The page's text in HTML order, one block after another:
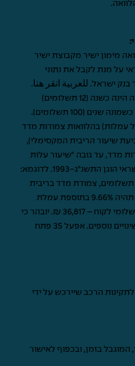
מימון ישיר מקבוצת ישיר
על מנת לקבל את נתוני
בנק ישראל. للعربية انقر هنا.
התקופה המינימלית להחזר הלוואה הינה כשנה (12 תשלומים)
והמקסימלית להחזר הלוואה הינה כשמונה שנים (100 תשלומים).
עמלות) בהלוואות צמודות מדד
(קביעת שיעור הריבית המקסימלי),
צמודות מדד, עד גובה "שיעור עלות
האשראי המרבי" בהתאם לחוק אשראי הוגן התשנ"ג-1993. לדוגמא:
בהלוואה על סך 30,000 ₪, ב- 55 תשלומים, צמודת מדד בריבית
בשיעור של 8.5%, העלות הכוללת תהיה 9.66% בתוספת עמלת
פתיחת תיק בסך 490 ₪. *סה"כ תשלומי לקוח – 36,817 ₪. יובהר כי
ההערכה כפופה לשינויים במדד ושינויים נוספים. אפעל 35 פתח
הרכב שיירכש על ידי
המוגבל בזמן, ובכפוף לאישור